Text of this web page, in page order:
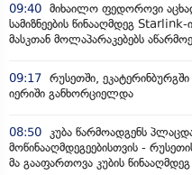
09:40 მიხაილო ფედოროვი
სამიზნეების წინააღმდეგ
მასკთან მოლაპარაკებებს
09:17 რუსეთში,
იერიში განხორციელდა
08:50
კუბა წარმოადგენს
მოწინააღმდეგეებისთვის -
მა გააფართოვა კუბის